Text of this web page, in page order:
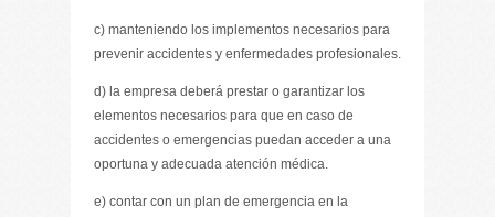
c) manteniendo los implementos necesarios para
prevenir accidentes y enfermedades profesionales.
d) la empresa deberá prestar o garantizar los
elementos necesarios para que en caso de
accidentes o emergencias puedan acceder a una
oportuna y adecuada atención médica.
e) contar con un plan de emergencia en la